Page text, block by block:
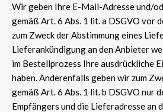
Wir geben Ihre E-Mail-Adresse und/
gemäß Art. 6 Abs. 1 lit. a DSGVO vor
zum Zweck der Abstimmung eines
Lieferankündigung an den Anbieter
im Bestellprozess Ihre ausdrückliche
haben. Anderenfalls geben wir zum
gemäß Art. 6 Abs. 1 lit. b DSGVO nur
Empfängers und die Lieferadresse an